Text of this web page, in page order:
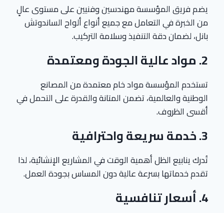
يضم فريق المؤسسة مهندسين وفنيين على مستوى عالٍ
من الخبرة في التعامل مع جميع أنواع ألواح الساندوتش
بانل، لضمان دقة التنفيذ وسلامة التركيب.
2. مواد عالية الجودة ومعتمدة
تستخدم المؤسسة مواد خام معتمدة من المصانع
الوطنية والعالمية، تضمن المتانة والقدرة على التحمل في
أقسى الظروف.
3. خدمة سريعة واحترافية
تُدرك ينابيع الظل أهمية الوقت في المشاريع الإنشائية، لذا
تقدم خدماتها بسرعة عالية دون المساس بجودة العمل.
4. أسعار تنافسية